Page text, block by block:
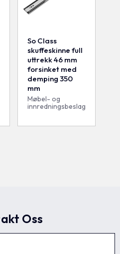
So Class
skuffeskinne full
uttrekk 46 mm
forsinket med
demping 350
mm
Møbel- og
innredningsbeslag
Oss